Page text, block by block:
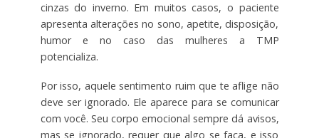
cinzas do inverno. Em muitos casos, o paciente
apresenta alterações no sono, apetite, disposição,
humor e no caso das mulheres a TMP
potencializa.
Por isso, aquele sentimento ruim que te aflige não
deve ser ignorado. Ele aparece para se comunicar
com você. Seu corpo emocional sempre dá avisos,
mas se ignorado, requer que algo se faça, e isso